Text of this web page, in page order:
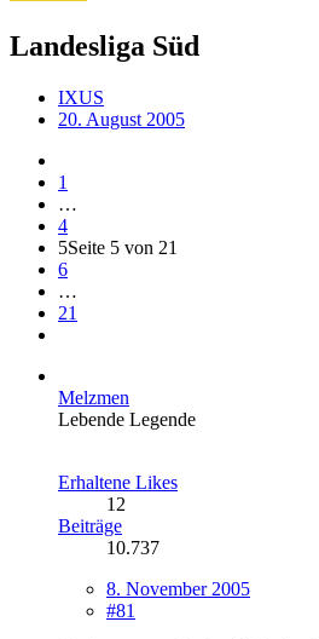
Landesliga Süd
IXUS
20. August 2005
1
…
4
5Seite 5 von 21
6
…
21
Melzmen
Lebende Legende
Erhaltene Likes
12
Beiträge
10.737
8. November 2005
#81